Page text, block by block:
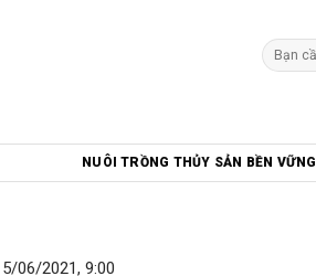
Tìm
kiếm:
NUÔI TRỒNG THỦY SẢN BỀN VỮNG
06/2021, 9:00